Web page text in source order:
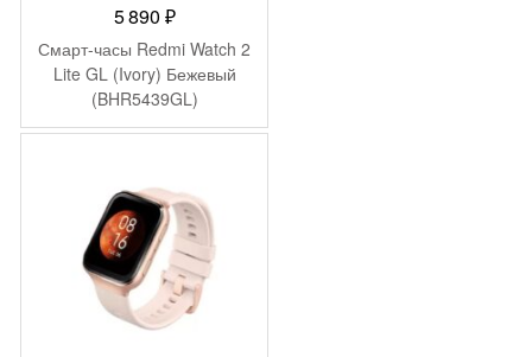
5 890 ₽
Смарт-часы Redmi Watch 2
Lite GL (Ivory) Бежевый
(BHR5439GL)